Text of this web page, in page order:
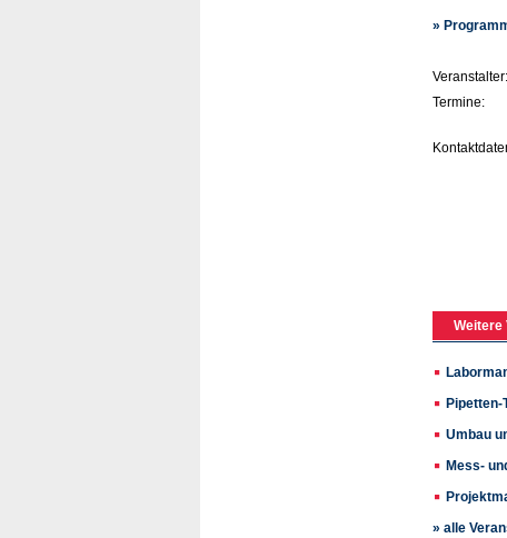
»
Veranstalter:
Termine:
Weitere
Pipetten-
Umbau
Mess-
» alle